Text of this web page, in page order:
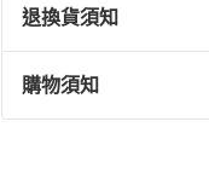
＊職場新模式：會議×
‧整併會議錄音檔、簡
‧GAS自動化問卷與
退換貨須知
退換貨規定：
(一)依消費者保
購物須知